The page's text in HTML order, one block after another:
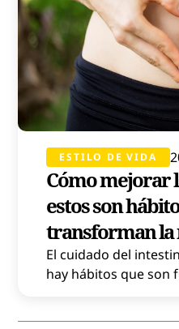
ESTILO DE VIDA
Cómo mejorar
estos son
transforman
El cuidado del
hay hábitos que son